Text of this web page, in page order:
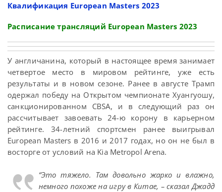
Квалификация European Masters 2023
Расписание трансляций European Masters 2023
У англичанина, который в настоящее время занимает
четвертое место в мировом рейтинге, уже есть
результаты и в новом сезоне. Ранее в августе Трамп
одержал победу на Открытом чемпионате Хуангуошу,
санкционированном CBSA, и в следующий раз он
рассчитывает завоевать 24-ю корону в карьерном
рейтинге. 34-летний спортсмен ранее выигрывал
European Masters в 2016 и 2017 годах, но он не был в
восторге от условий на Kia Metropol Arena.
“Это тяжело. Там довольно жарко и влажно,
немного похоже на игру в Китае, – сказал Джадд